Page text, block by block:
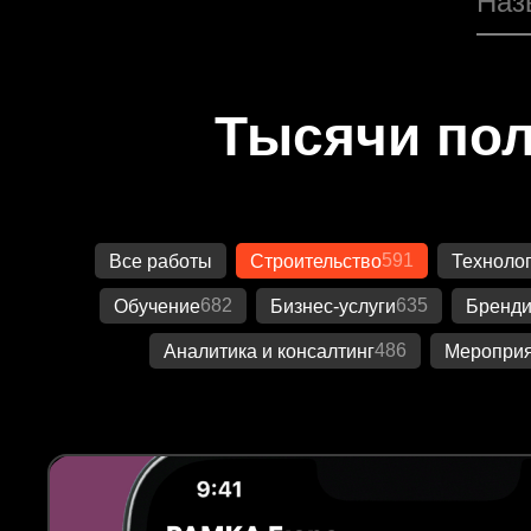
Тысячи
Все работы Строительство591
Обучение682 Бизнес-услуги635
Аналитика и консалтинг486